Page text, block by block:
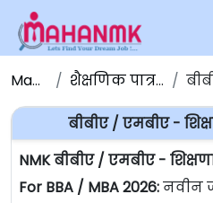
Maha NMK शैक्षणिक पात्रतेनुसार जाहिराती बीबीए
बीबीए / एमबीए -
NMK बीबीए / एमबीए -
For BBA / MBA 2026:नवीन